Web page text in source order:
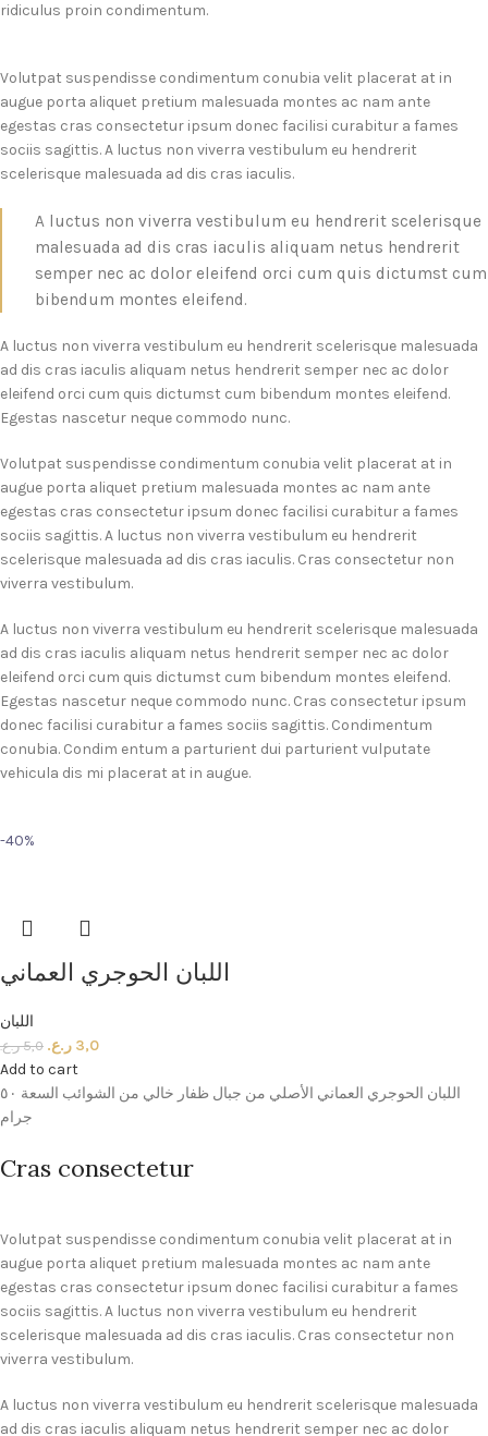
ridiculus proin condimentum.
Volutpat suspendisse condimentum conubia velit placerat at in
augue porta aliquet pretium malesuada montes ac nam ante
egestas cras consectetur ipsum donec facilisi curabitur a fames
sociis sagittis. A luctus non viverra vestibulum eu hendrerit
scelerisque malesuada ad dis cras iaculis.
A luctus non viverra vestibulum eu hendrerit scelerisque
malesuada ad dis cras iaculis aliquam netus hendrerit
semper nec ac dolor eleifend orci cum quis dictumst cum
bibendum montes eleifend.
A luctus non viverra vestibulum eu hendrerit scelerisque malesuada
ad dis cras iaculis aliquam netus hendrerit semper nec ac dolor
eleifend orci cum quis dictumst cum bibendum montes eleifend.
Egestas nascetur neque commodo nunc.
Volutpat suspendisse condimentum conubia velit placerat at in
augue porta aliquet pretium malesuada montes ac nam ante
egestas cras consectetur ipsum donec facilisi curabitur a fames
sociis sagittis. A luctus non viverra vestibulum eu hendrerit
scelerisque malesuada ad dis cras iaculis. Cras consectetur non
viverra vestibulum.
A luctus non viverra vestibulum eu hendrerit scelerisque malesuada
ad dis cras iaculis aliquam netus hendrerit semper nec ac dolor
eleifend orci cum quis dictumst cum bibendum montes eleifend.
Egestas nascetur neque commodo nunc. Cras consectetur ipsum
donec facilisi curabitur a fames sociis sagittis. Condimentum
conubia. Condim entum a parturient dui parturient vulputate
vehicula dis mi placerat at in augue.
-40%
اللبان الحوجري العماني
اللبان
5,0 ر.ع. 3,0 ر.ع.
Add to cart
اللبان الحوجري العماني الأصلي من جبال ظفار خالي من الشوائب السعة ٥٠
جرام
Cras consectetur
Volutpat suspendisse condimentum conubia velit placerat at in
augue porta aliquet pretium malesuada montes ac nam ante
egestas cras consectetur ipsum donec facilisi curabitur a fames
sociis sagittis. A luctus non viverra vestibulum eu hendrerit
scelerisque malesuada ad dis cras iaculis. Cras consectetur non
viverra vestibulum.
A luctus non viverra vestibulum eu hendrerit scelerisque malesuada
ad dis cras iaculis aliquam netus hendrerit semper nec ac dolor